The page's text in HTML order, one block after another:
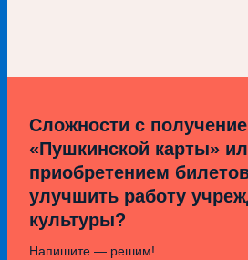
Сложности с
«Пушкинской карты»
приобретением
улучшить работу
культуры?
Напишите — решим!